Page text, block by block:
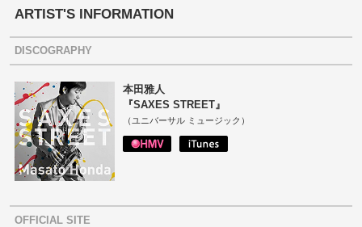
ARTIST'S INFORMATION
DISCOGRAPHY
本田雅人
『SAXES STREET』
（ユニバーサル ミュージック）
OFFICIAL SITE